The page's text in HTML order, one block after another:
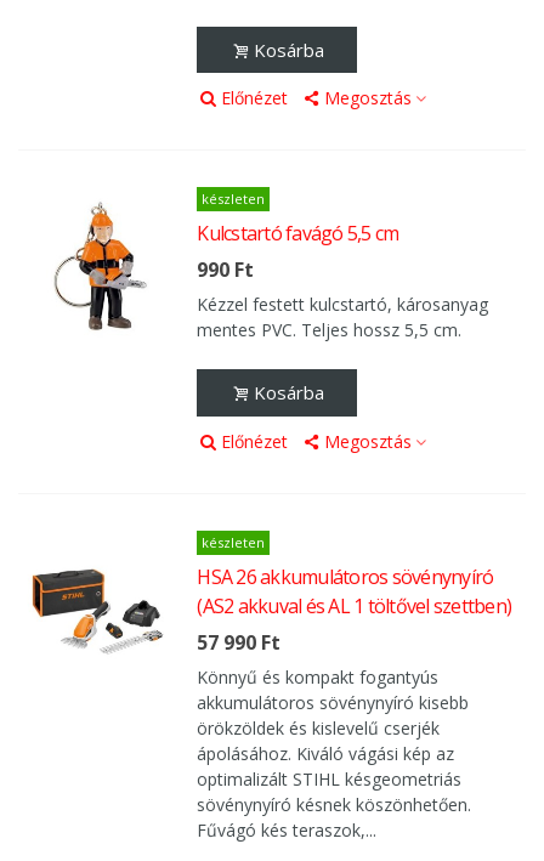
Kosárba
Előnézet Megosztás
készleten
Kulcstartó favágó 5,5 cm
990 Ft
Kézzel festett kulcstartó, károsanyag
mentes PVC. Teljes hossz 5,5 cm.
Kosárba
Előnézet Megosztás
készleten
HSA 26 akkumulátoros sövénynyíró
(AS2 akkuval és AL 1 töltővel szettben)
57 990 Ft
Könnyű és kompakt fogantyús
akkumulátoros sövénynyíró kisebb
örökzöldek és kislevelű cserjék
ápolásához. Kiváló vágási kép az
optimalizált STIHL késgeometriás
sövénynyíró késnek köszönhetően.
Fűvágó kés teraszok,...